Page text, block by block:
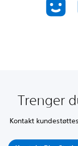
Trenger
Kontakt